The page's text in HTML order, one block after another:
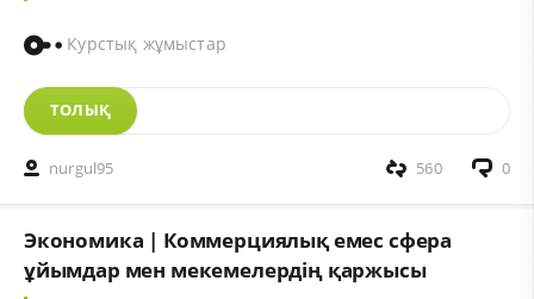
Курстық жұмыстар
ТОЛЫҚ
nurgul95 0
560
Экономика | Коммерциялық емес сфера
ұйымдар мен мекемелердің қаржысы